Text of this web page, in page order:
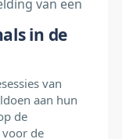
in de
van
aan hun
de
de